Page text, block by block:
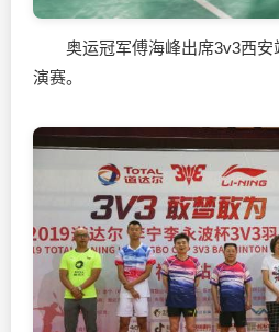
奥运冠军傅海峰出席3v3西安
演赛。